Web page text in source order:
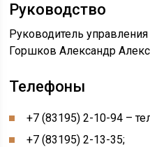
Руководство
Руководитель
Горшков Александр
Телефоны
+7 (83195) 2-10-94 –
+7 (83195) 2-13-35;